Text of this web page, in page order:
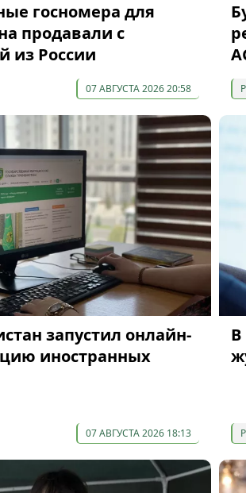
госномера для
продавали с
из России
07 АВГУСТА 2026 20:58
запустил онлайн-
иностранных
07 АВГУСТА 2026 18:13
В